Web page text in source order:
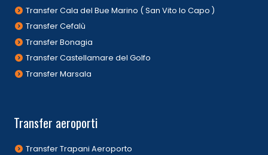
Transfer Cala del Bue Marino ( San Vito lo Capo )
Transfer Cefalù
Transfer Bonagia
Transfer Castellamare del Golfo
Transfer Marsala
Transfer aeroporti
Transfer Trapani Aeroporto